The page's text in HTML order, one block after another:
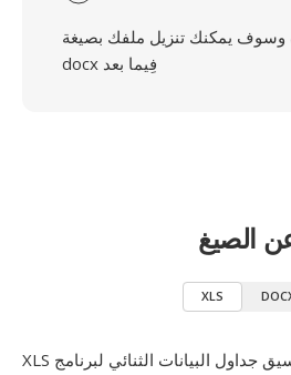
وسوف يمكنك تنزيل ملفك بصيغة
docx فِيما بعد
الصيغ
XLS